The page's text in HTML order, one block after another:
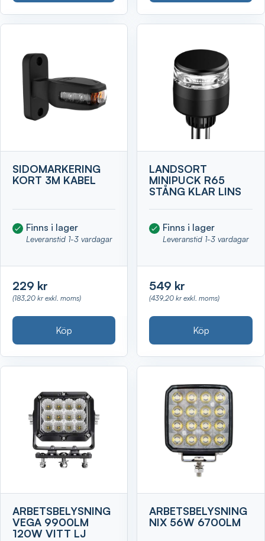
SIDOMARKERING
KORT 3M KABEL
Finns i lager
Leveranstid 1-3 vardagar
229 kr
(183,20 kr exkl. moms)
Köp
LANDSORT
MINIPUCK R65
STÅNG KLAR LINS
Finns i lager
Leveranstid 1-3 vardagar
549 kr
(439,20 kr exkl. moms)
Köp
ARBETSBELYSNING
VEGA 9900LM
120W VITT LJ
ARBETSBELYSNING
NIX 56W 6700LM